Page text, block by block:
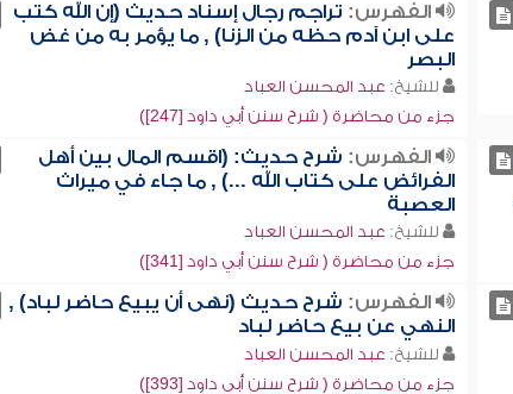
الفهرس: تراجم رجال إسناد حديث (إن الله كتب
على ابن آدم حظه من الزنا) , ما يؤمر به من غض
البصر
للشيخ: عبد المحسن العباد
جزء من محاضرة ( شرح سنن أبي داود [247])
الفهرس: شرح حديث: (اقسم المال بين أهل
الفرائض على كتاب الله ...) , ما جاء في ميراث
العصبة
للشيخ: عبد المحسن العباد
جزء من محاضرة ( شرح سنن أبي داود [341])
الفهرس: شرح حديث (نهى أن يبيع حاضر لباد) ,
النهي عن بيع حاضر لباد
للشيخ: عبد المحسن العباد
جزء من محاضرة ( شرح سنن أبي داود [393])